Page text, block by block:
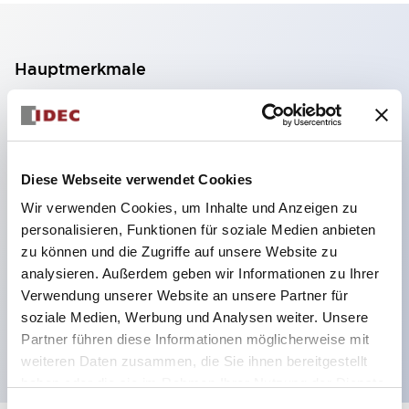
Diese Webseite verwendet Cookies
Wir verwenden Cookies, um Inhalte und Anzeigen zu
personalisieren, Funktionen für soziale Medien anbieten
zu können und die Zugriffe auf unsere Website zu
analysieren. Außerdem geben wir Informationen zu Ihrer
Verwendung unserer Website an unsere Partner für
soziale Medien, Werbung und Analysen weiter. Unsere
Partner führen diese Informationen möglicherweise mit
weiteren Daten zusammen, die Sie ihnen bereitgestellt
Hauptmerkmale
2-Kontakt-Block mit 2 Stufen, ermöglicht eine 4-
Kontakt-Konfiguration (Gewährleistung der
Isolierung zwischen den 2 Kontakten).
59,9 mm (※ 22-stufiger Kontaktblock).
Platzsparendes Design möglich.
Sicherheitsstruktur der 3. Generation: 2-Aktions-
Freisetzung, integrierter Schutz, IP20-
Fingerschutzstruktur